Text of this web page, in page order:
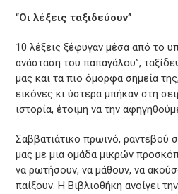
“Οι λέξεις ταξιδεύουν”
10 λέξεις ξέφυγαν μέσα από το
ανάσταση του παπαγάλου”,
μας και τα πιο όμορφα σημεία
εικόνες κι ύστερα μπήκαν στη
ιστορία, έτοιμη να την
Σαββατιάτικο πρωινό, ραντεβού
μας με μια ομάδα μικρών
να ρωτήσουν, να μάθουν, να
παίξουν. Η Βιβλιοθήκη ανοίγει